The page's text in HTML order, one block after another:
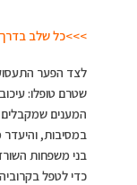
>>>כל שלב
לצד הפער
שטרם טופלו:
המענים שמקבלים
במסיבות, והיעדר
בני משפחות
כדי לטפל